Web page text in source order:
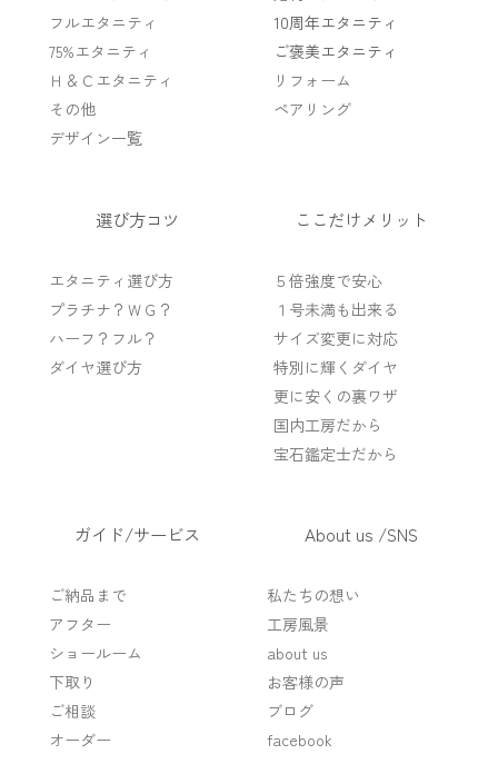
フルエタニティ
75%エタニティ
Ｈ＆Ｃエタニティ
その他
デザイン一覧
10周年エタニティ
ご褒美エタニティ
リフォーム
ペアリング
選び方コツ
エタニティ選び方
プラチナ？ＷＧ？
ハーフ？フル？
ダイヤ選び方
ここだけメリット
５倍強度で安心
１号未満も出来る
サイズ変更に対応
特別に輝くダイヤ
更に安くの裏ワザ
国内工房だから
宝石鑑定士だから
ガイド/サービス
ご納品まで
アフター
ショールーム
下取り
ご相談
オーダー
About us /SNS
私たちの想い
工房風景
about us
お客様の声
ブログ
facebook